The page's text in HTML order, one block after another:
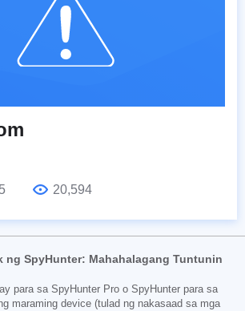
20,594
ng SpyHunter: Mahahalagang Tuntunin
para sa SpyHunter Pro o SpyHunter para sa
maraming device (tulad ng nakasaad sa mga